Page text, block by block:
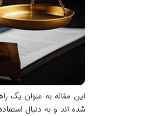
این مقاله به عنوان یک